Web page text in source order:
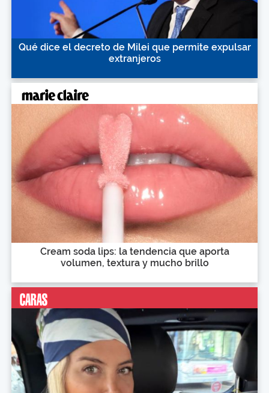
Qué dice el decreto de Milei que permite expulsar
extranjeros
Cream soda lips: la tendencia que aporta
volumen, textura y mucho brillo